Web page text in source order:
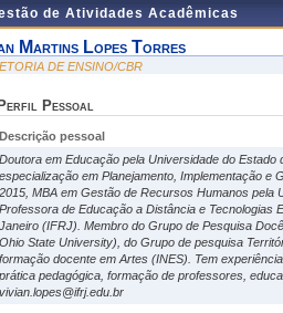
de Atividades Acadêmicas
Martins Lopes Torres
DE ENSINO/CBR
Perfil Pessoal
Descrição pessoal
Doutora em Educação pela Universidade do
especialização em Planejamento, Implementação e
2015, MBA em Gestão de Recursos Humanos pela
Professora de Educação a Distância e Tecnologias
Janeiro (IFRJ). Membro do Grupo de Pesquisa
Ohio State University), do Grupo de pesquisa
formação docente em Artes (INES). Tem
prática pedagógica, formação de professores,
vivian.lopes@ifrj.edu.br